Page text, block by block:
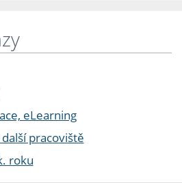
eLearning
pracoviště
roku